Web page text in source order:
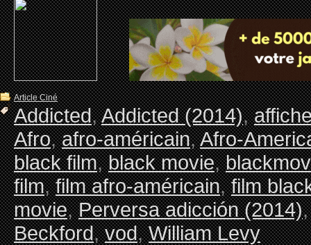
Article Ciné
Addicted,Addicted (2014),
Afro,afro-américain,Afro-
black film,black movie,
film,film afro-américain,film
movie,Perversa adicción (2014)
Beckford,vod,William Levy